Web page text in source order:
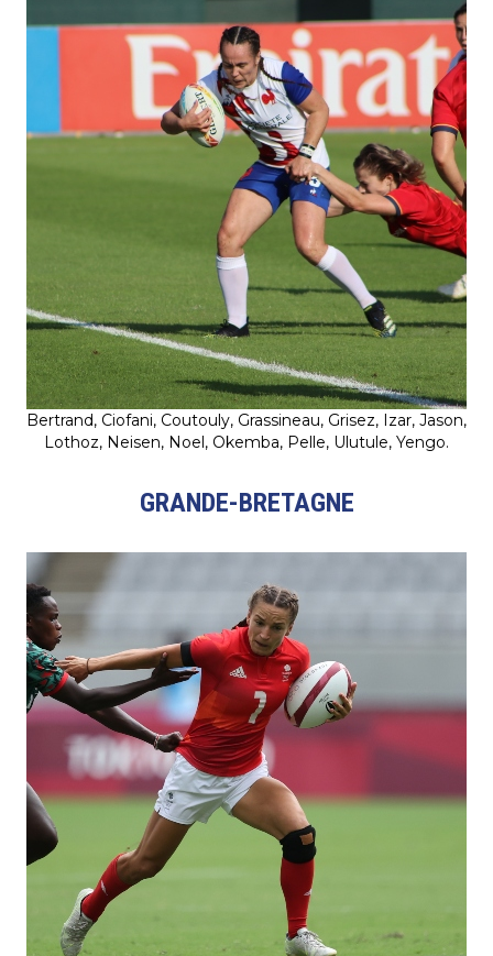
Bertrand, Ciofani, Coutouly, Grassineau, Grisez, Izar, Jason,
Lothoz, Neisen, Noel, Okemba, Pelle, Ulutule, Yengo.
GRANDE-BRETAGNE